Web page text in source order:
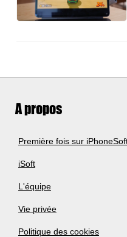
A propos
Première fois sur
iSoft
L'équipe
Vie privée
Politique des cookies